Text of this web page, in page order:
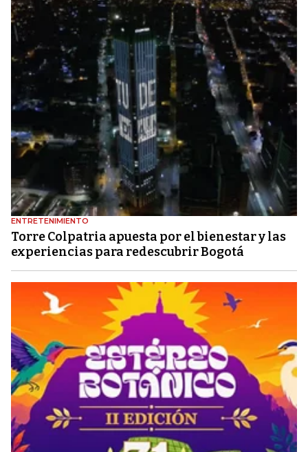
ENTRETENIMIENTO
Torre Colpatria apuesta por el bienestar y las
experiencias para redescubrir Bogotá